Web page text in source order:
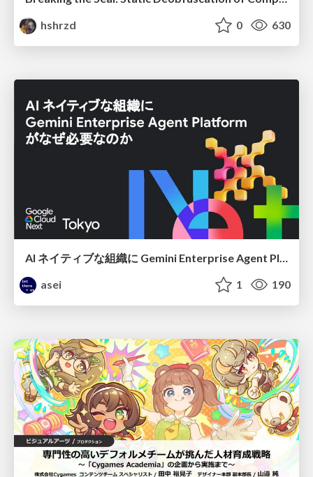
hshrzd
0 630
AI ネイティブな組織に Gemini Enterprise Agent Platform がなぜ必要なのか
asei
1 190